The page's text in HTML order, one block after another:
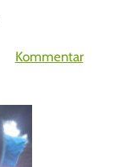
Kommentar